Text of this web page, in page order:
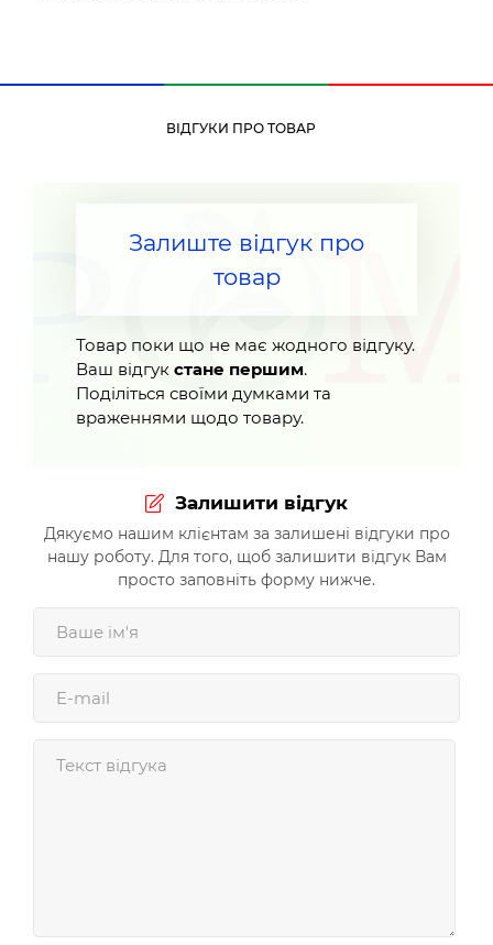
ВІДГУКИ ПРО ТОВАР
Залиште відгук про
товар
Товар поки що не має жодного відгуку.
Ваш відгук стане першим.
Поділіться своїми думками та
враженнями щодо товару.
Залишити відгук
Дякуємо нашим клієнтам за залишені відгуки про
нашу роботу. Для того, щоб залишити відгук Вам
просто заповніть форму нижче.